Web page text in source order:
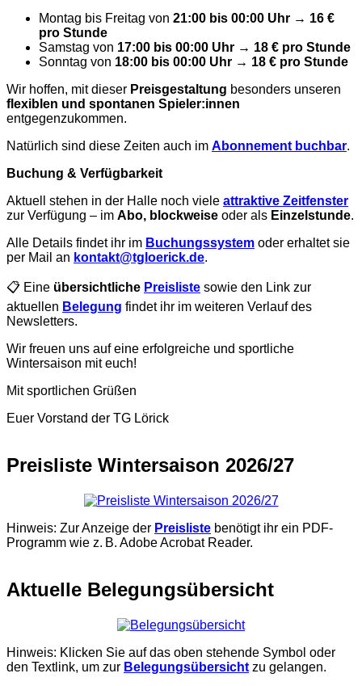
Montag bis Freitag von 21:00 bis 00:00 Uhr → 16 €
pro Stunde
Samstag von 17:00 bis 00:00 Uhr → 18 € pro Stunde
Sonntag von 18:00 bis 00:00 Uhr → 18 € pro Stunde
Wir hoffen, mit dieser Preisgestaltung besonders unseren
flexiblen und spontanen Spieler:innen
entgegenzukommen.
Natürlich sind diese Zeiten auch im Abonnement buchbar.
Buchung & Verfügbarkeit
Aktuell stehen in der Halle noch viele attraktive Zeitfenster
zur Verfügung – im Abo, blockweise oder als Einzelstunde.
Alle Details findet ihr im Buchungssystem oder erhaltet sie
per Mail an kontakt@tgloerick.de.
📋 Eine übersichtliche Preisliste sowie den Link zur
aktuellen Belegung findet ihr im weiteren Verlauf des
Newsletters.
Wir freuen uns auf eine erfolgreiche und sportliche
Wintersaison mit euch!
Mit sportlichen Grüßen
Euer Vorstand der TG Lörick
Preisliste Wintersaison 2026/27
Hinweis: Zur Anzeige der Preisliste benötigt ihr ein PDF-
Programm wie z. B. Adobe Acrobat Reader.
Aktuelle Belegungsübersicht
Hinweis: Klicken Sie auf das oben stehende Symbol oder
den Textlink, um zur Belegungsübersicht zu gelangen.